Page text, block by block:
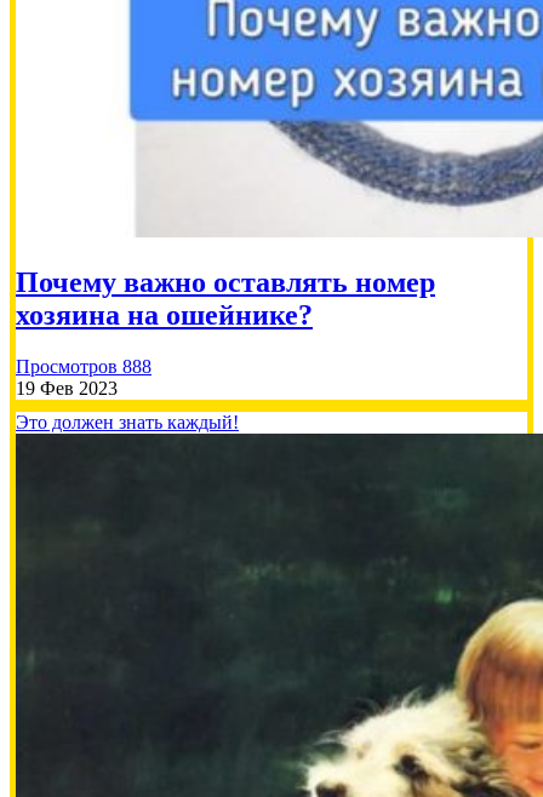
Почему важно оставлять номер
хозяина на ошейнике?
Просмотров 888
19 Фев 2023
Это должен знать каждый!